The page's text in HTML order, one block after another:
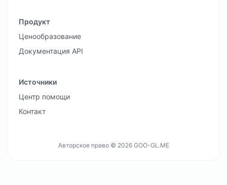
Продукт
Ценообразование
Документация API
Источники
Центр помощи
Контакт
Авторское право © 2026 GOO-GL.ME